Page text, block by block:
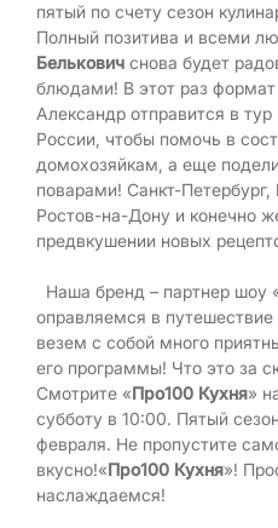
пятый по счету сезон
Полный позитива и всеми
Белькович снова будет
блюдами! В этот раз
Александр отправится в
России, чтобы помочь в
домохозяйкам, а еще
поварами! Санкт-
Ростов-на-Дону и конечно
предвкушении новых
Наша бренд – партнер шоу
оправляемся в
везем с собой много
его программы! Что это за
Смотрите «Про100 Кухня»
субботу в 10:00. Пятый
февраля. Не пропустите
вкусно!«Про100 Кухня»!
наслаждаемся!